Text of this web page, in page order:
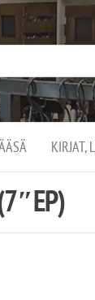
KIRJAT,